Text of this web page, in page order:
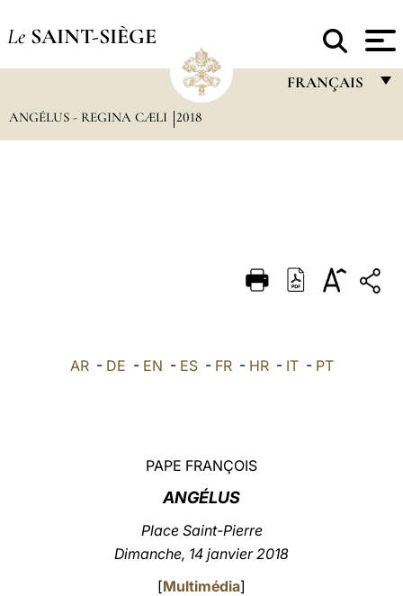
Le SAINT-SIÈGE
FRANÇAIS
DEUTSCH
العربيّة
ANGÉLUS - REGINA CÆLI 2018
AR- DE - EN - ES- FR- HR- IT- PT
PAPE FRANÇOIS
ANGÉLUS
Place Saint-Pierre
Dimanche, 14 janvier 2018
[Multimédia]